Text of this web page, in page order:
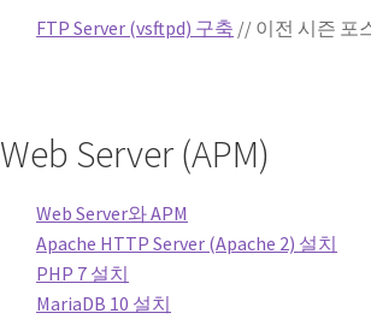
FTP Server (vsftpd) 구축 // 이전 시즌 포
Web Server (APM)
Web Server와 APM
Apache HTTP Server (Apache 2) 설치
PHP 7 설치
MariaDB 10 설치